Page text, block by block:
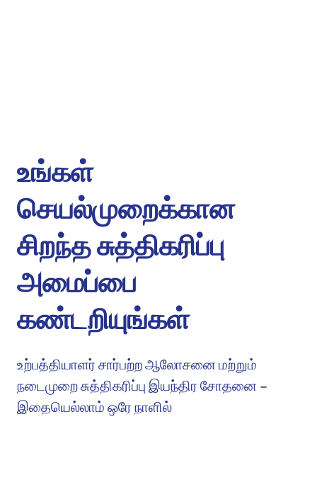
உங்கள்
செயல்முறைக்கான
சிறந்த சுத்திகரிப்பு
அமைப்பை
கண்டறியுங்கள்
உற்பத்தியாளர் சார்பற்ற ஆலோசனை மற்றும்
நடைமுறை சுத்திகரிப்பு இயந்திர சோதனை –
இதையெல்லாம் ஒரே நாளில்